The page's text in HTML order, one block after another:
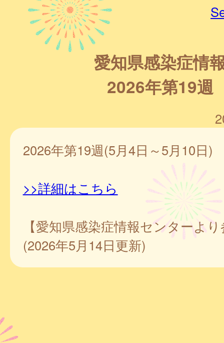
愛知県感染症情
2026年第19週
2026年第19週(5月4日～5月10日)
>>詳細はこちら
【愛知県感染症情報センターよ
(2026年5月14日更新)